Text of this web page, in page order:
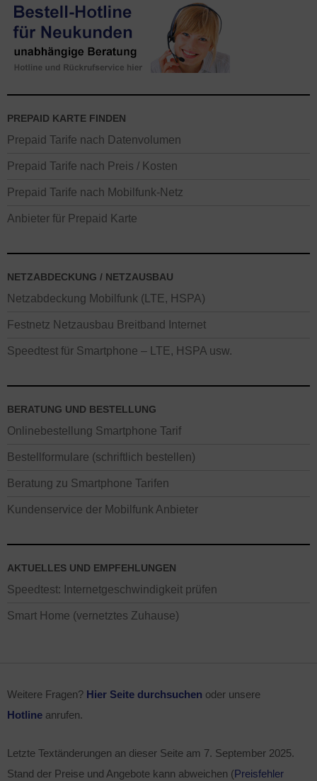
PREPAID KARTE FINDEN
Prepaid Tarife nach Datenvolumen
Prepaid Tarife nach Preis / Kosten
Prepaid Tarife nach Mobilfunk-Netz
Anbieter für Prepaid Karte
NETZABDECKUNG / NETZAUSBAU
Netzabdeckung Mobilfunk (LTE, HSPA)
Festnetz Netzausbau Breitband Internet
Speedtest für Smartphone – LTE, HSPA usw.
BERATUNG UND BESTELLUNG
Onlinebestellung Smartphone Tarif
Bestellformulare (schriftlich bestellen)
Beratung zu Smartphone Tarifen
Kundenservice der Mobilfunk Anbieter
AKTUELLES UND EMPFEHLUNGEN
Speedtest: Internetgeschwindigkeit prüfen
Smart Home (vernetztes Zuhause)
Weitere Fragen? Hier Seite durchsuchen oder unsere
Hotline anrufen.
Letzte Textänderungen an dieser Seite am 7. September 2025.
Stand der Preise und Angebote kann abweichen (Preisfehler